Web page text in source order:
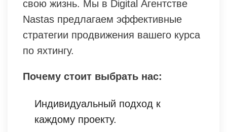
свою жизнь. Мы в Digital Агентстве
Nastas предлагаем эффективные
стратегии продвижения вашего курса
по яхтингу.
Почему стоит выбрать нас:
Индивидуальный подход к
каждому проекту.